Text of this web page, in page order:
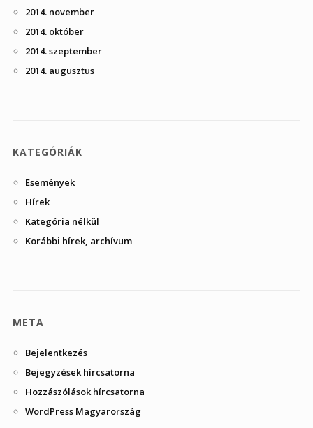
2014. november
2014. október
2014. szeptember
2014. augusztus
KATEGÓRIÁK
Események
Hírek
Kategória nélkül
Korábbi hírek, archívum
META
Bejelentkezés
Bejegyzések hírcsatorna
Hozzászólások hírcsatorna
WordPress Magyarország